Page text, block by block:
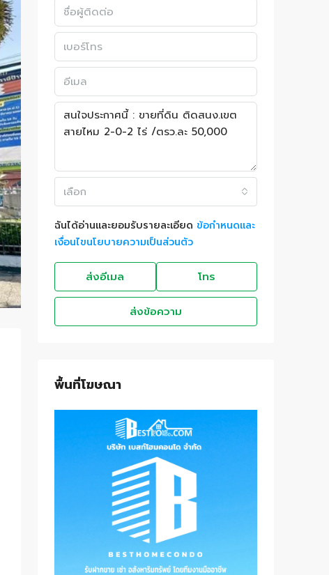
เลือก
ฉันได้อ่านและยอมรับรายละเอียด ข้อกำหนดและ
เงื่อนไขนโยบายความเป็นส่วนตัว
ส่งอีเมล โทร
ส่งข้อความ
พื้นที่โฆษณา